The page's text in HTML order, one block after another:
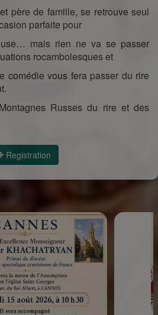
père de famille, se retrouve seul
parfaite pour
mais rien ne va se passer
rocambolesques et
comédie vous fera passer du rire
Russes du rire et des
Registration